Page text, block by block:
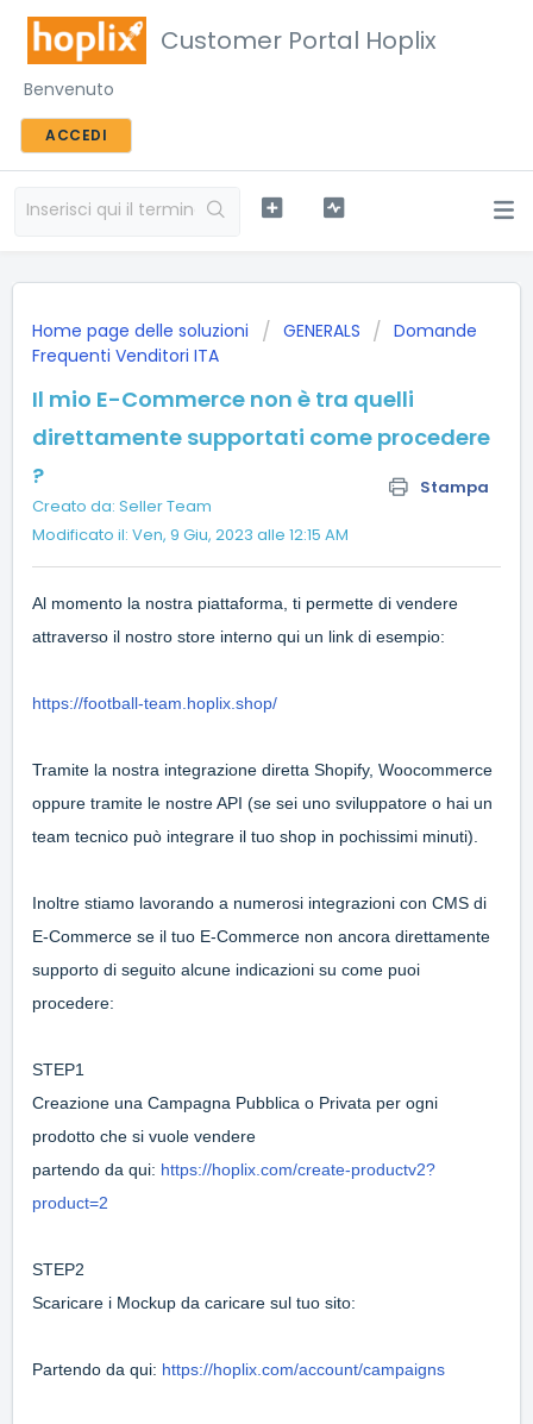
Customer Portal Hoplix
Benvenuto
ACCEDI
Home page delle soluzioni GENERALS
Domande
Frequenti Venditori ITA
Il mio E-Commerce non è tra quelli
direttamente supportati come procedere
?
Stampa
Creato da: Seller Team
Modificato il: Ven, 9 Giu, 2023 alle 12:15 AM
Al momento la nostra piattaforma, ti permette di vendere
attraverso il nostro store interno qui un link di esempio:
https://football-team.hoplix.shop/
Tramite la nostra integrazione diretta Shopify, Woocommerce
oppure tramite le nostre API (se sei uno sviluppatore o hai un
team tecnico può integrare il tuo shop in pochissimi minuti).
Inoltre stiamo lavorando a numerosi integrazioni con CMS di
E-Commerce se il tuo E-Commerce non ancora direttamente
supporto di seguito alcune indicazioni su come puoi
procedere:
STEP1
Creazione una Campagna Pubblica o Privata per ogni
prodotto che si vuole vendere
partendo da qui: https://hoplix.com/create-productv2?
product=2
STEP2
Scaricare i Mockup da caricare sul tuo sito:
Partendo da qui: https://hoplix.com/account/campaigns